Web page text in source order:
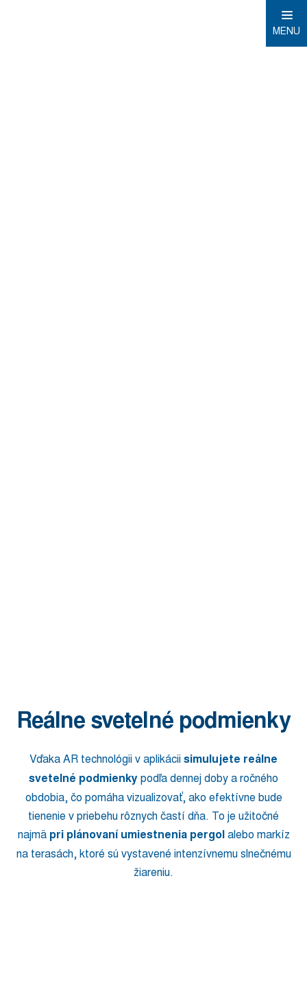
MENU
Reálne svetelné podmienky
Vďaka AR technológii v aplikáciisimulujete reálne
svetelné podmienkypodľa dennej doby a ročného
obdobia, čo pomáha vizualizovať, ako efektívne bude
tienenie v priebehu rôznych častí dňa. To je užitočné
najmä pri plánovaní umiestnenia pergolalebo markíz
na terasách, ktoré sú vystavené intenzívnemu slnečnému
žiareniu.